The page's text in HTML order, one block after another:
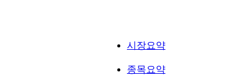
시장요약
종목요약